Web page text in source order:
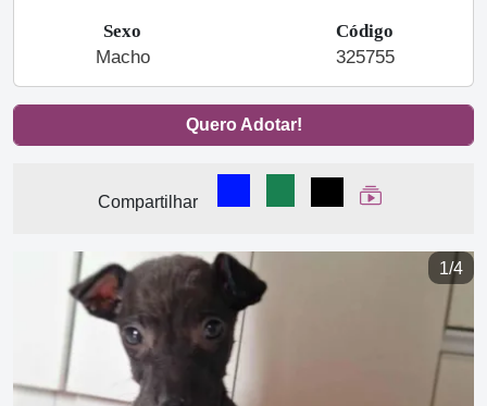
Sexo
Macho
Código
325755
Quero Adotar!
Compartilhar
Compartilhar no Facebook
Compartilhar no
Compartilhar
Ver Web Story
1/4